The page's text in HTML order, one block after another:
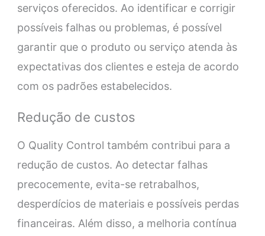
serviços oferecidos. Ao identificar e corrigir
possíveis falhas ou problemas, é possível
garantir que o produto ou serviço atenda às
expectativas dos clientes e esteja de acordo
com os padrões estabelecidos.
Redução de custos
O Quality Control também contribui para a
redução de custos. Ao detectar falhas
precocemente, evita-se retrabalhos,
desperdícios de materiais e possíveis perdas
financeiras. Além disso, a melhoria contínua